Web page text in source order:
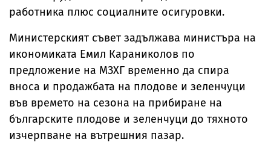
работника плюс социалните осигуровки.
Министерският съвет задължава министъра на
икономиката Емил Караниколов по
предложение на МЗХГ временно да спира
вноса и продажбата на плодове и зеленчуци
във времето на сезона на прибиране на
българските плодове и зеленчуци до тяхното
изчерпване на вътрешния пазар.